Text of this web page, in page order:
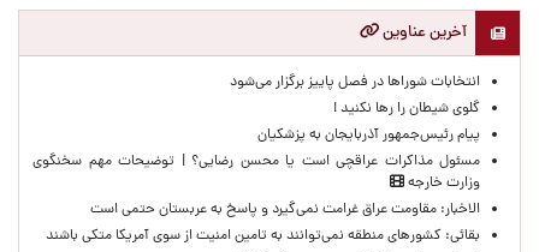
آخرین عناوین
انتخابات شوراها در فصل پاییز برگزار می‌شود
گلوی شیطان را رها نکنید !
پیام رئیس‌جمهور آذربایجان به پزشکیان
مسئول مذاکرات عراقچی است یا محسن رضایی؟ | توضیحات مهم سخنگوی
وزارت خارجه
الاخبار: مقاومت عراق غرامت نمی‌گیرد و پاسخ به عربستان حتمی است
بقائی: کشورهای منطقه نمی‌توانند به تامین امنیت از سوی آمریکا متکی باشند